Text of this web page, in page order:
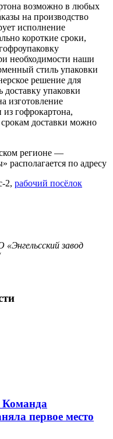
возможно в любых
на производство
исполнение
короткие сроки,
необходимости наши
стиль упаковки
решение для
доставку упаковки
изготовление
гофрокартона,
доставки можно
регионе —
располагается по адресу
2, рабочий посёлок
завод
Команда
первое место